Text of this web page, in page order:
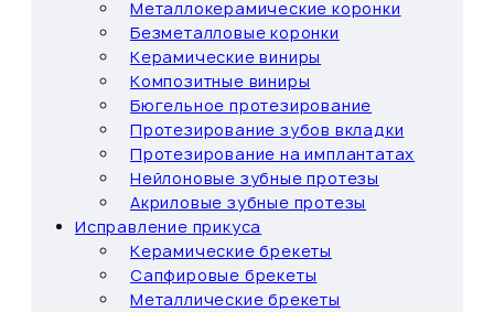
Металлокерамические коронки
Безметалловые коронки
Керамические виниры
Композитные виниры
Бюгельное протезирование
Протезирование зубов вкладки
Протезирование на имплантатах
Нейлоновые зубные протезы
Акриловые зубные протезы
Исправление прикуса
Керамические брекеты
Сапфировые брекеты
Металлические брекеты